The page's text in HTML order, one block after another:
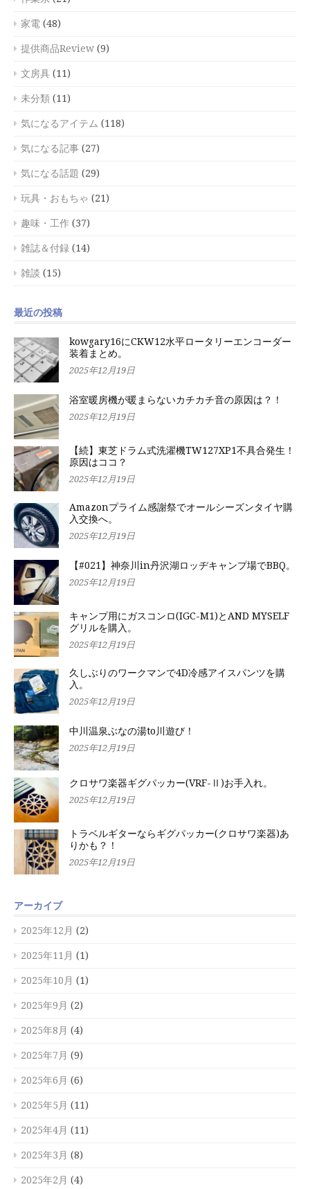
家電 (48)
提供商品Review (9)
文房具 (11)
未分類 (11)
気になるアイテム (118)
気になる記事 (27)
気になる話題 (29)
玩具・おもちゃ (21)
趣味・工作 (37)
雑誌＆付録 (14)
雑談 (15)
最近の投稿
kowgary16にCKW12水平ロータリーエンコーダー
装着まとめ。
2025年12月19日
浴室暖房機が暖まらないカチカチ音の原因は？！
2025年12月19日
【続】東芝ドラム式洗濯機TW127XP1不具合発生！
原因はココ？
2025年12月19日
Amazonプライム感謝祭でオールシーズンタイヤ購
入交換へ。
2025年12月19日
【#021】神奈川in丹沢湖ロッヂキャンプ場でBBQ。
2025年12月19日
キャンプ用にガスコンロ(IGC-M1)とAND MYSELF
グリルを購入。
2025年12月19日
久しぶりのワークマンで4D冷感アイスパンツを購
入。
2025年12月19日
中川温泉ぶなの湯to川遊び！
2025年12月19日
クロサワ楽器ギグパッカー(VRF-Ⅱ)お手入れ。
2025年12月19日
トラベルギターならギグパッカー(クロサワ楽器)あ
りかも？！
2025年12月19日
アーカイブ
2025年12月 (2)
2025年11月 (1)
2025年10月 (1)
2025年9月 (2)
2025年8月 (4)
2025年7月 (9)
2025年6月 (6)
2025年5月 (11)
2025年4月 (11)
2025年3月 (8)
2025年2月 (4)